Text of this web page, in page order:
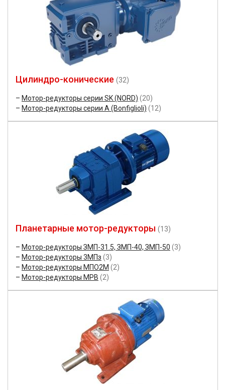
Цилиндро-конические (32)
Мотор-редукторы серии SK (NORD) (20)
Мотор-редукторы серии A (Bonfiglioli) (12)
Планетарные мотор-редукторы (13)
Мотор-редукторы ЗМП-31.5, ЗМП-40, ЗМП-50 (3)
Мотор-редукторы 3МПз (3)
Мотор-редукторы МПО2М (2)
Мотор-редукторы МРВ (2)